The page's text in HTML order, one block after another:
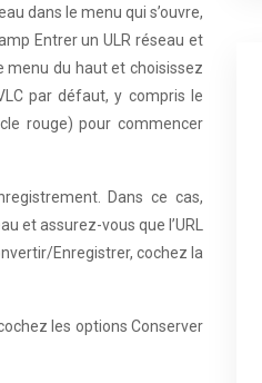
dans le menu qui s’ouvre,
Entrer un ULR réseau et
menu du haut et choisissez
par défaut, y compris le
rouge) pour commencer
Dans ce cas,
et assurez-vous que l’URL
Enregistrer, cochez la
les options Conserver